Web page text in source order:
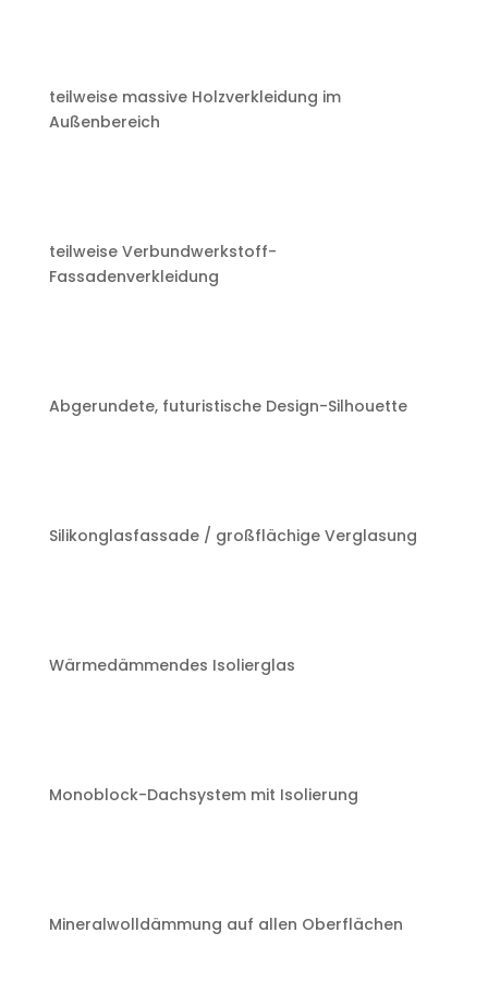
teilweise massive Holzverkleidung im
Außenbereich
teilweise Verbundwerkstoff-
Fassadenverkleidung
Abgerundete, futuristische Design-Silhouette
Silikonglasfassade / großflächige Verglasung
Wärmedämmendes Isolierglas
Monoblock-Dachsystem mit Isolierung
Mineralwolldämmung auf allen Oberflächen